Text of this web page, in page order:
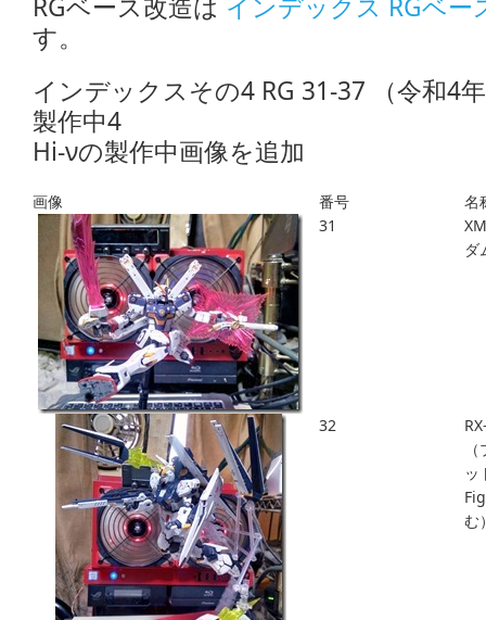
RGベース改造は インデックス RGベー
す。
インデックスその4 RG 31-37 （令和4
製作中4
Hi-νの製作中画像を追加
画像 番号
名
31
ダ
32
ッ
む